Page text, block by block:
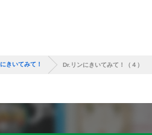
きいてみて！ Dr.リンにきいてみて！（４）